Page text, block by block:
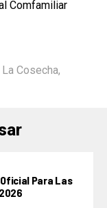
Comfamiliar
Cosecha,
Para Las